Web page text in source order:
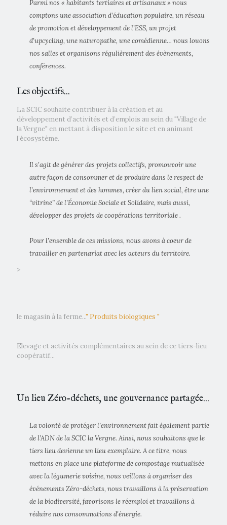
Parmi nos « habitants tertiaires et artisanaux » nous
comptons une association d’éducation populaire, un réseau
de promotion et développement de l’ESS, un projet
d'upcycling, une naturopathe, une comédienne… nous louons
nos salles et organisons régulièrement des évènements,
conférences.
Les objectifs...
La SCIC souhaite contribuer à la création et au
développement d’activités et d’emplois au sein du "Village de
la Vergne" en mettant à disposition le site et en animant
l’écosystème.
Il s'agit de générer des projets collectifs, promouvoir une
autre façon de consommer et de produire dans le respect de
l’environnement et des hommes, créer du lien social, être une
“vitrine” de l’Économie Sociale et Solidaire, mais aussi,
développer des projets de coopérations territoriale .
Pour l'ensemble de ces missions, nous avons à coeur de
travailler en partenariat avec les acteurs du territoire.
>
le magasin à la ferme..." Produits biologiques "
Elevage et activités complémentaires au sein de ce tiers-lieu
coopératif...
Un lieu Zéro-déchets, une gouvernance partagée...
La volonté de protéger l’environnement fait également partie
de l’ADN de la SCIC la Vergne. Ainsi, nous souhaitons que le
tiers lieu devienne un lieu exemplaire. A ce titre, nous
mettons en place une plateforme de compostage mutualisée
avec la légumerie voisine, nous veillons à organiser des
événements Zéro-déchets, nous travaillons à la préservation
de la biodiversité, favorisons le réemploi et travaillons à
réduire nos consommations d'énergie.